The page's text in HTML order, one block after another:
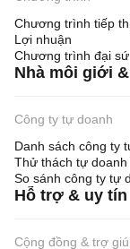
Chương trình tiếp
Lợi nhuận
Chương trình đại sứ
Nhà môi giới
Công ty tự doanh
Danh sách công ty
Thử thách tự doanh
So sánh công ty tự
Hỗ trợ & uy tín
Cộng đồng & trợ